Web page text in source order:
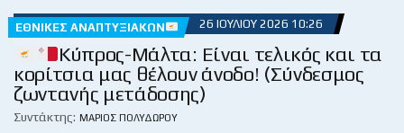
ΕΘΝΙΚΈΣ ΑΝΑΠΤΥΞΙΑΚΏΝ 26 ΙΟΥΛΊΟΥ 2026 10:26
Κύπρος-Μάλτα: Είναι τελικός και τα
κορίτσια μας θέλουν άνοδο! (Σύνδεσμος
ζωντανής μετάδοσης)
Συντάκτης: ΜΆΡΙΟΣ ΠΟΛΥΔΏΡΟΥ